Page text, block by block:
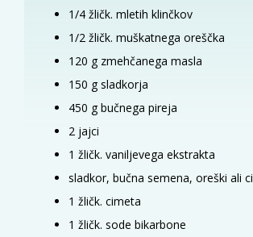
1/4 žličk. mletih klinčkov
1/2 žličk. muškatnega oreščka
120 g zmehčanega masla
150 g sladkorja
450 g bučnega pireja
2 jajci
1 žličk. vaniljevega ekstrakta
sladkor, bučna semena, oreški ali
1 žličk. cimeta
1 žličk. sode bikarbone